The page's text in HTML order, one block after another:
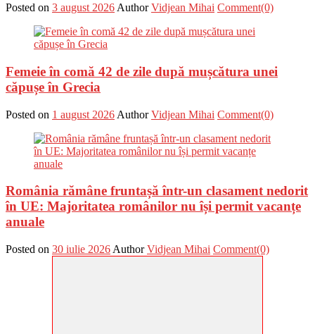
Posted on 3 august 2026 Author Vidjean Mihai Comment(0)
Femeie în comă 42 de zile după mușcătura unei
căpușe în Grecia
Posted on 1 august 2026 Author Vidjean Mihai Comment(0)
România rămâne fruntașă într-un clasament nedorit
în UE: Majoritatea românilor nu își permit vacanțe
anuale
Posted on 30 iulie 2026 Author Vidjean Mihai Comment(0)